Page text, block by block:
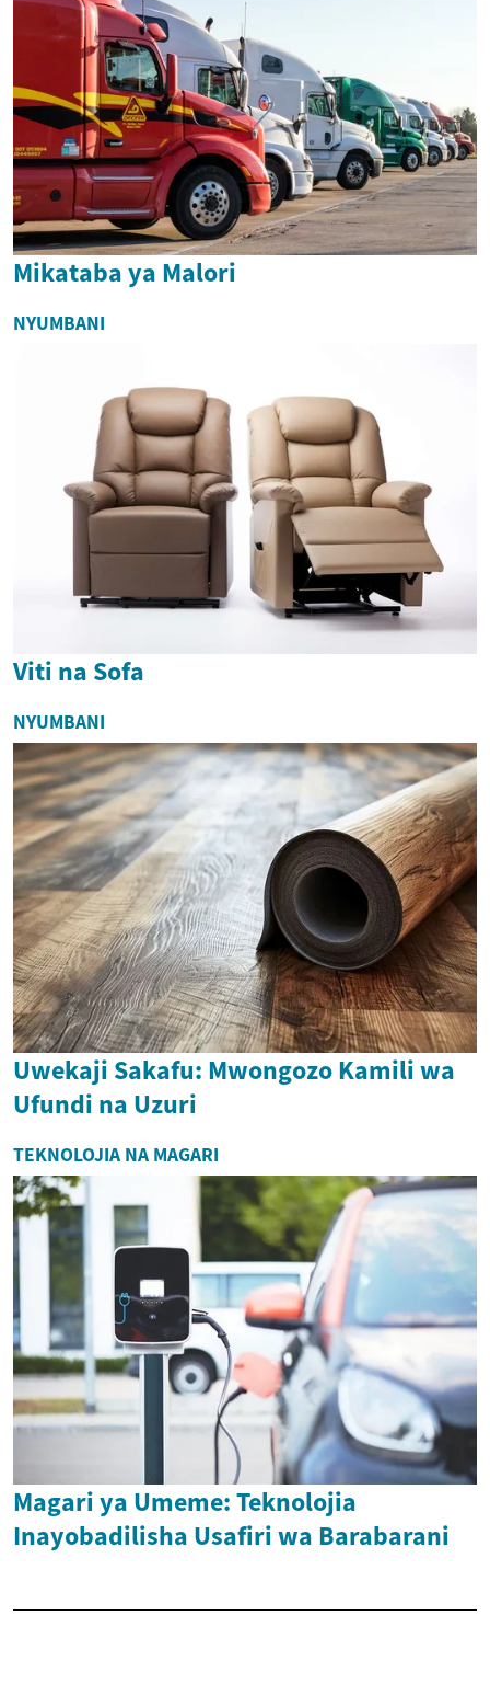
Mikataba ya Malori
NYUMBANI
Viti na Sofa
NYUMBANI
Uwekaji Sakafu: Mwongozo Kamili wa
Ufundi na Uzuri
TEKNOLOJIA NA MAGARI
Magari ya Umeme: Teknolojia
Inayobadilisha Usafiri wa Barabarani